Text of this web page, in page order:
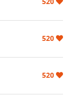
520
520